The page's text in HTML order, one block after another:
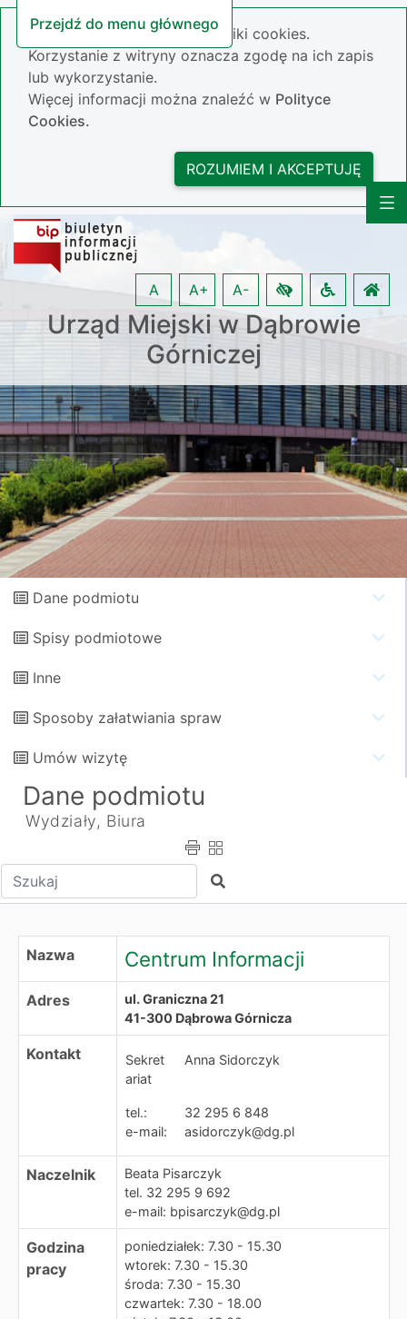
Przejdź do menu głównego
Nasza strona wykorzystuje pliki cookies.
Korzystanie z witryny oznacza zgodę na ich zapis
lub wykorzystanie.
Więcej informacji można znaleźć w Polityce
Cookies.
ROZUMIEM I AKCEPTUJĘ
Urząd Miejski w Dąbrowie
Górniczej
A A+ A-
Dane podmiotu
Spisy podmiotowe
Inne
Sposoby załatwiania spraw
Umów wizytę
Dane podmiotu
Wydziały, Biura
Wpisz tekst do wyszukania Szukaj
Centrum Informacji
Nazwa Centrum Informacji
Adres
ul. Graniczna 21
41-300 Dąbrowa Górnicza
Kontakt
Sekret
ariat
Anna Sidorczyk
tel.:
e-mail:
32 295 6 848
asidorczyk@dg.pl
Naczelnik
Beata Pisarczyk
tel. 32 295 9 692
e-mail: bpisarczyk@dg.pl
Godzina
pracy
poniedziałek: 7.30 - 15.30
wtorek: 7.30 - 15.30
środa: 7.30 - 15.30
czwartek: 7.30 - 18.00